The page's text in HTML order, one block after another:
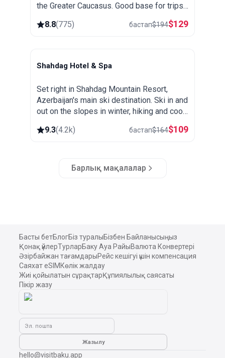
the Greater Caucasus. Good base for trips
8.8(775) бастап$194$129
Shahdag
Shahdag Hotel & Spa
Set right in Shahdag Mountain Resort,
Azerbaijan's main ski destination. Ski in and
out on the slopes in winter, hiking and cool
mountain air in summer, plus a spa and
heated pool.
9.3(4.2k) бастап$164$109
Барлық мақалалар
Басты бетБлогБіз туралыБізбен Байланысыңыз
Қонақ үйлерТурларБаку Ауа РайыВалюта Конвертері
Әзірбайжан тағамдарыРейс кешігуі үшін компенсация
Саяхат eSIM Көлік жалдау
Жиі қойылатын сұрақтарҚұпиялылық саясаты
Пікір жазу
Эл. пошта
Жазылу
hello@visitbaku.app